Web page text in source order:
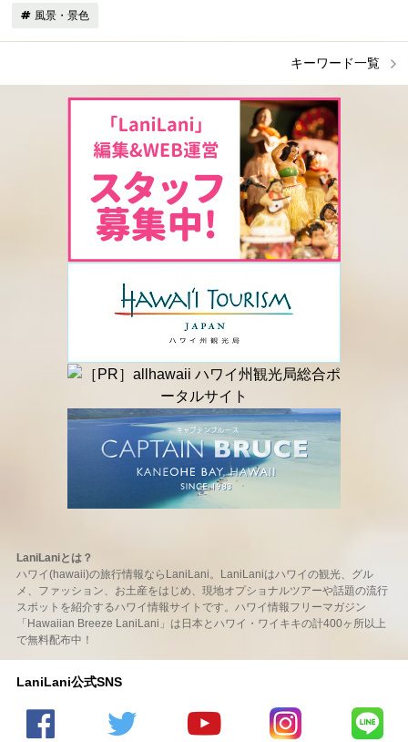
風景・景色
キーワード一覧
LaniLaniとは？
ハワイ(hawaii)の旅行情報ならLaniLani。LaniLaniはハワイの観光、グル
メ、ファッション、お土産をはじめ、現地オプショナルツアーや話題の流行
スポットを紹介するハワイ情報サイトです。ハワイ情報フリーマガジン
「Hawaiian Breeze LaniLani」は日本とハワイ・ワイキキの計400ヶ所以上
で無料配布中！
LaniLani公式SNS